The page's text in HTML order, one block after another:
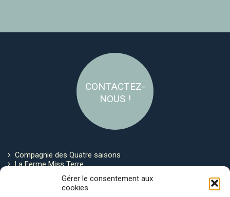
Gérer le consentement aux
cookies
CONTACTEZ-
NOUS !
Compagnie des Quatre saisons
La Ferme Miss Terre
Politique de cookies